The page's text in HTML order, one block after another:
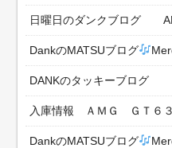
日曜日のダンクブログ
DankのMATSUブログ
DANKのタッキーブログ
入庫情報 ＡＭＧ ＧＴ６３
DankのMATSUブログ